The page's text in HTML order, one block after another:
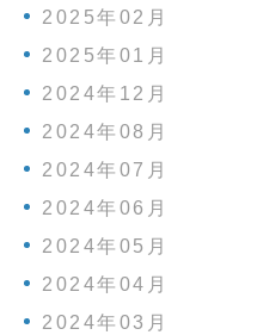
2025年02月
2025年01月
2024年12月
2024年08月
2024年07月
2024年06月
2024年05月
2024年04月
2024年03月